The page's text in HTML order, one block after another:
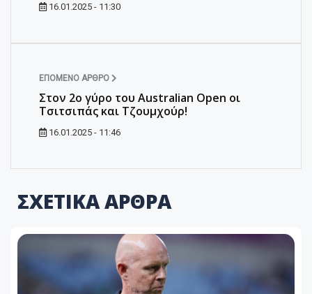
16.01.2025 - 11:30
ΕΠΌΜΕΝΟ ΆΡΘΡΟ
Στον 2ο γύρο του Australian Open οι
Τσιτσιπάς και Τζουμχούρ!
16.01.2025 - 11:46
ΣΧΕΤΙΚΑ ΑΡΘΡΑ